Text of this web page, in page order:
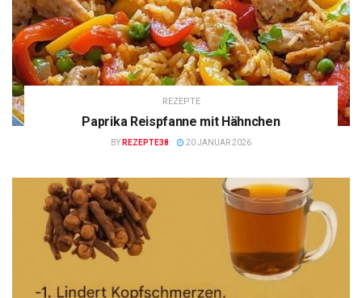
REZEPTE
Paprika Reispfanne mit Hähnchen
BY REZEPTE38 20 JANUAR 2026